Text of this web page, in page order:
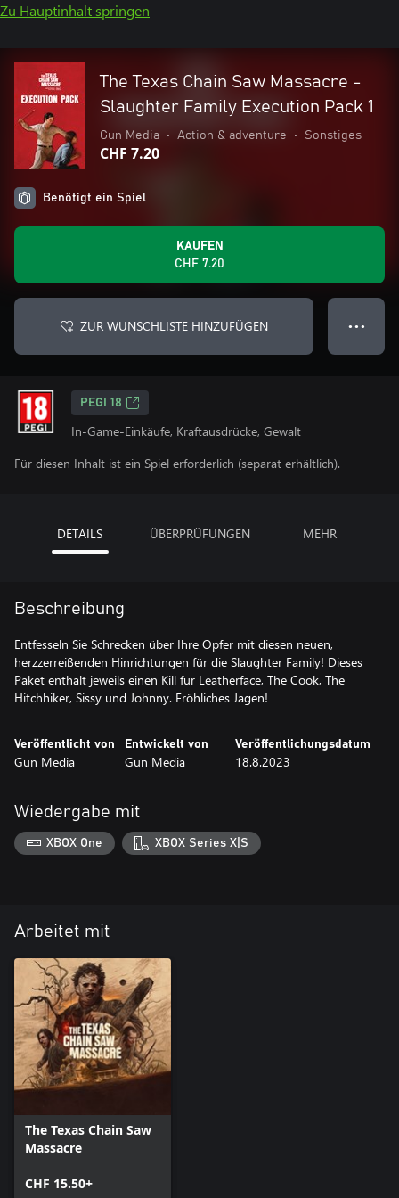
Zu Hauptinhalt springen
The Texas Chain Saw Massacre -
Slaughter Family Execution Pack 1
Gun Media • Action & adventure • Sonstiges
CHF 7.20
Benötigt ein Spiel
KAUFEN
CHF 7.20
ZUR WUNSCHLISTE HINZUFÜGEN ● ● ●
PEGI 18
In-Game-Einkäufe, Kraftausdrücke, Gewalt
Für diesen Inhalt ist ein Spiel erforderlich (separat erhältlich).
DETAILS ÜBERPRÜFUNGEN MEHR
Beschreibung
Entfesseln Sie Schrecken über Ihre Opfer mit diesen neuen,
herzzerreißenden Hinrichtungen für die Slaughter Family! Dieses
Paket enthält jeweils einen Kill für Leatherface, The Cook, The
Hitchhiker, Sissy und Johnny. Fröhliches Jagen!
Veröffentlicht von
Gun Media
Entwickelt von
Gun Media
Veröffentlichungsdatum
18.8.2023
Wiedergabe mit
XBOX One XBOX Series X|S
Arbeitet mit
The Texas Chain Saw
Massacre
CHF 15.50+